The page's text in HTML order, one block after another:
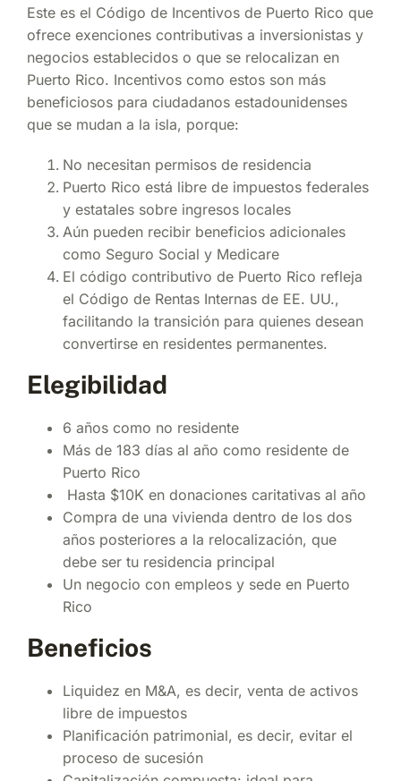
Este es el Código de Incentivos de Puerto Rico que
ofrece exenciones contributivas a inversionistas y
negocios establecidos o que se relocalizan en
Puerto Rico. Incentivos como estos son más
beneficiosos para ciudadanos estadounidenses
que se mudan a la isla, porque:
No necesitan permisos de residencia
Puerto Rico está libre de impuestos federales
y estatales sobre ingresos locales
Aún pueden recibir beneficios adicionales
como Seguro Social y Medicare
El código contributivo de Puerto Rico refleja
el Código de Rentas Internas de EE. UU.,
facilitando la transición para quienes desean
convertirse en residentes permanentes.
Elegibilidad
6 años como no residente
Más de 183 días al año como residente de
Puerto Rico
Hasta $10K en donaciones caritativas al año
Compra de una vivienda dentro de los dos
años posteriores a la relocalización, que
debe ser tu residencia principal
Un negocio con empleos y sede en Puerto
Rico
Beneficios
Liquidez en M&A, es decir, venta de activos
libre de impuestos
Planificación patrimonial, es decir, evitar el
proceso de sucesión